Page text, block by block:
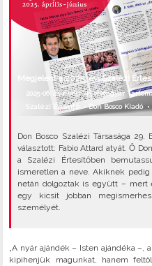
Megjelent a 2025. évi Szalézi
2025-06-24 Kedd |#Magyar
Szalézi Értesítő
•Don Bosco Kiadó•
Don Bosco Szalézi Társasága
választott: Fabio Attard atyát. Ő
a Szalézi Értesítőben
ismeretlen a neve. Akiknek
netán dolgoztak is együtt – mert
egy kicsit jobban
személyét.
„A nyár ajándék – Isten ajándéka –,
kipihenjük magunkat, hanem